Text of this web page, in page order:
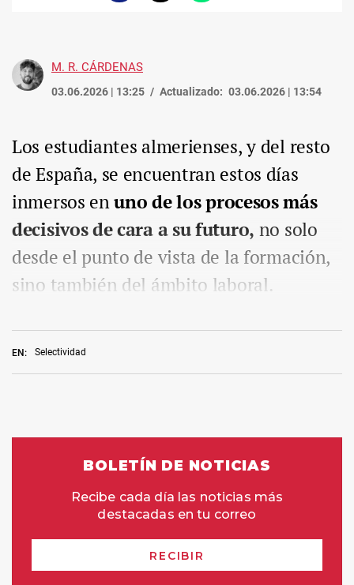
M. R. CÁRDENAS
03.06.2026 | 13:25 Actualizado: 03.06.2026 | 13:54
EN: Selectividad
Los estudiantes almerienses, y del resto
de España, se encuentran estos días
inmersos enuno de los procesos más
decisivos de cara a su futuro, no solo
desde el punto de vista de la formación,
sino también del ámbito laboral.